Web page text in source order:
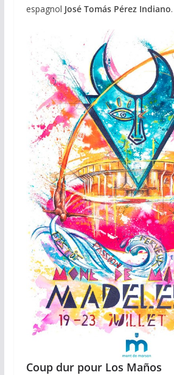
espagnol José Tomás Pérez Indiano.
Coup dur pour Los Maños